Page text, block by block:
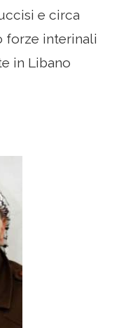
e circa
forze interinali
in Libano